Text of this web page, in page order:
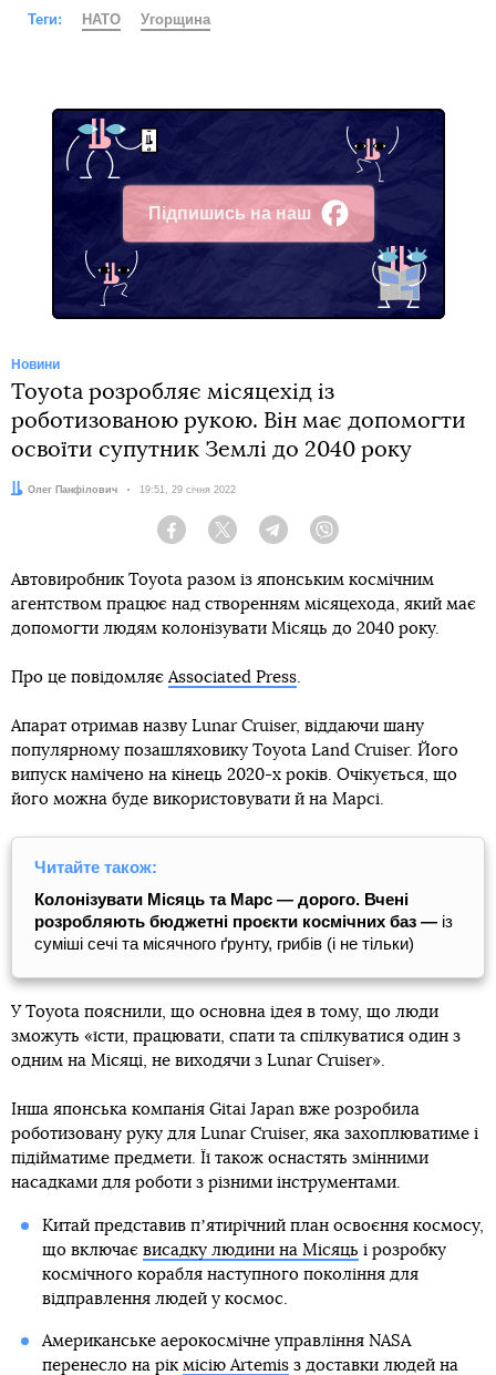
Теги: НАТО Угорщина
Підпишись на наш
Facebook
Новини
Toyota розробляє місяцехід із
роботизованою рукою. Він має допомогти
освоїти супутник Землі до 2040 року
Автор:
Олег Панфілович Дата:
19:51, 29 січня 2022
Facebook Twitter Telegram
Автовиробник Toyota разом із японським космічним
агентством працює над створенням місяцехода, який має
допомогти людям колонізувати Місяць до 2040 року.
Про це повідомляєAssociated Press.
Апарат отримав назву Lunar Cruiser, віддаючи шану
популярному позашляховику Toyota Land Cruiser. Його
випуск намічено на кінець 2020-х років. Очікується, що
його можна буде використовувати й на Марсі.
Читайте також:
Колонізувати Місяць та Марс — дорого. Вчені
розробляють бюджетні проєкти космічних баз — із
суміші сечі та місячного ґрунту, грибів (і не тільки)
У Toyota пояснили, що основна ідея в тому, що люди
зможуть «їсти, працювати, спати та спілкуватися один з
одним на Місяці, не виходячи з Lunar Cruiser».
Інша японська компанія Gitai Japan вже розробила
роботизовану руку для Lunar Cruiser, яка захоплюватиме і
підійматиме предмети. Її також оснастять змінними
насадками для роботи з різними інструментами.
Китай представив пʼятирічний план освоєння космосу,
що включає висадку людини на Місяць і розробку
космічного корабля наступного покоління для
відправлення людей у космос.
Американське аерокосмічне управління NASA
перенесло на рік місію Artemisз доставки людей на